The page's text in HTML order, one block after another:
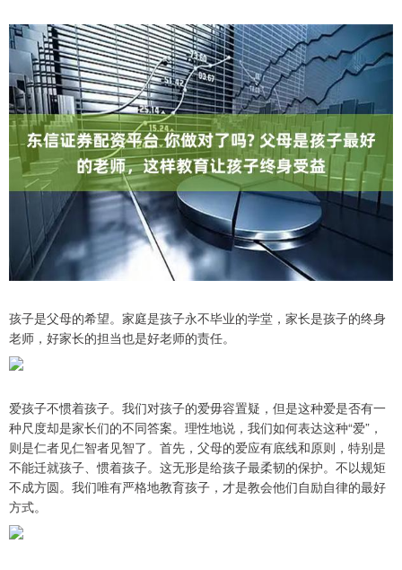
孩子是父母的希望。家庭是孩子永不毕业的学堂，家长是孩子的终身
老师，好家长的担当也是好老师的责任。
爱孩子不惯着孩子。我们对孩子的爱毋容置疑，但是这种爱是否有一
种尺度却是家长们的不同答案。理性地说，我们如何表达这种“爱”，
则是仁者见仁智者见智了。首先，父母的爱应有底线和原则，特别是
不能迁就孩子、惯着孩子。这无形是给孩子最柔韧的保护。不以规矩
不成方圆。我们唯有严格地教育孩子，才是教会他们自励自律的最好
方式。